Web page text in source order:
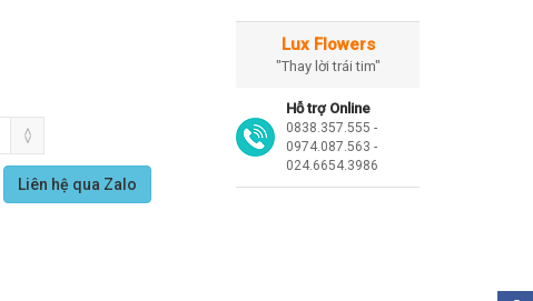
Liên hệ qua Zalo
Lux Flowers
"Thay lời trái tim"
Hỗ trợ Online
0838.357.555 -
0974.087.563 -
024.6654.3986